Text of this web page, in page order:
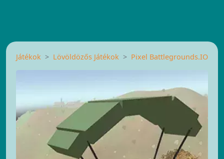
Játékok Lövöldözős Játékok Pixel Battlegrounds.IO